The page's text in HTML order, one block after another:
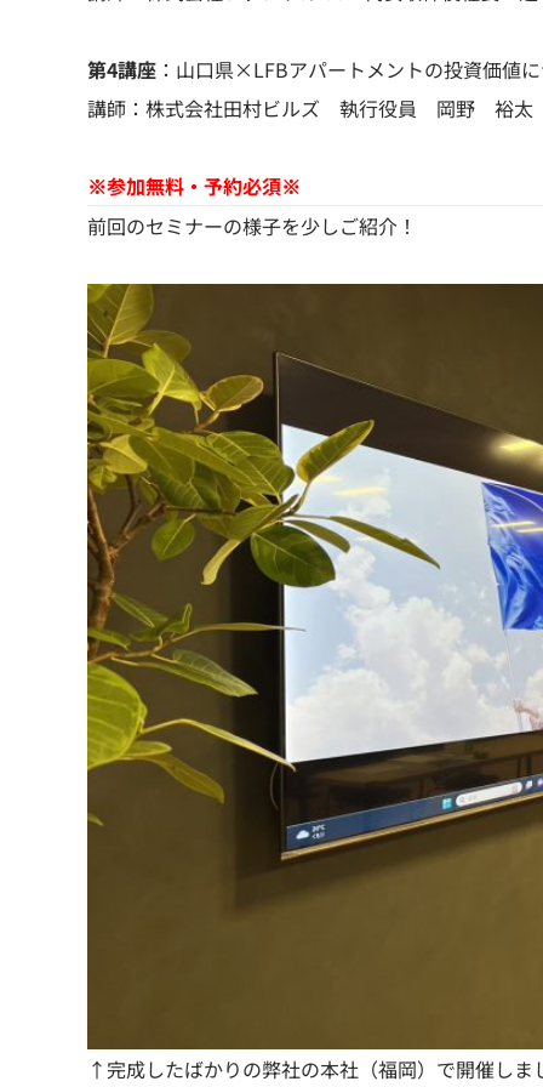
第4講座 ：山口県×LFBアパートメントの投資価値
講師：株式会社田村ビルズ 執行役員 岡野 裕太
※参加無料・予約必須※
前回のセミナーの様子を少しご紹介！
↑完成したばかりの弊社の本社（福岡）で開催しま